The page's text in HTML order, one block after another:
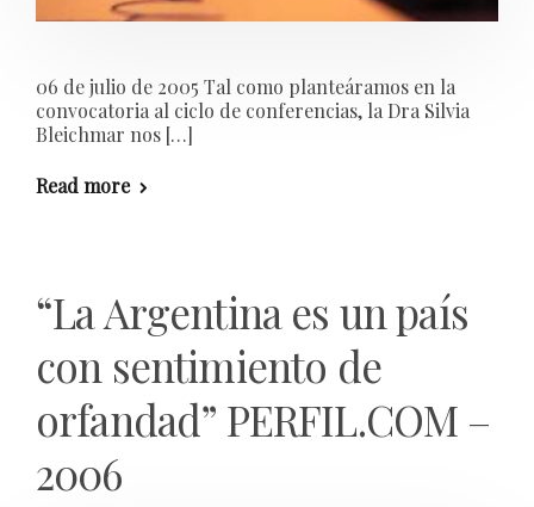
06 de julio de 2005 Tal como planteáramos en la
convocatoria al ciclo de conferencias, la Dra Silvia
Bleichmar nos […]
Read more
“La Argentina es un país
con sentimiento de
orfandad” PERFIL.COM –
2006